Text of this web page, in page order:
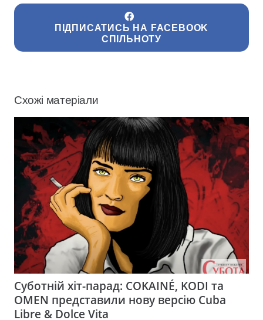
ПІДПИСАТИСЬ НА FACEBOOK
СПІЛЬНОТУ
Схожі матеріали
Суботній хіт-парад: COKAINÉ, KODI та
OMEN представили нову версію Cuba
Libre & Dolce Vita